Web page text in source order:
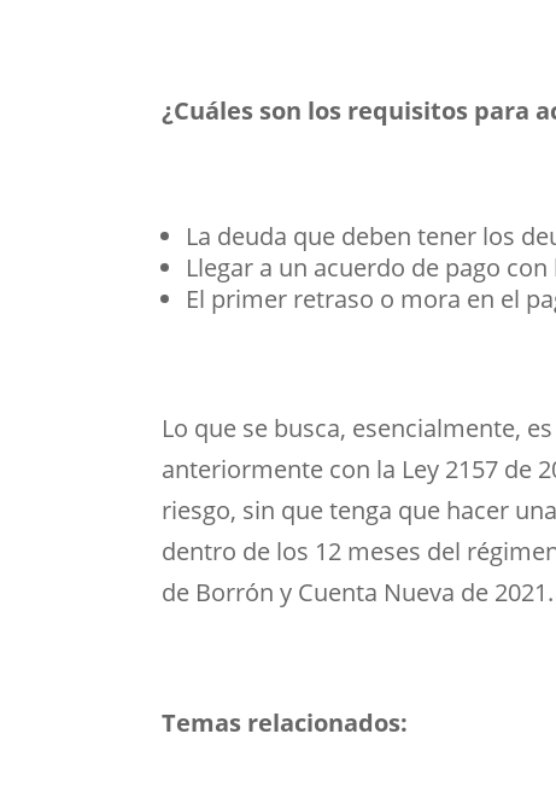
¿Cuáles son los requisitos para
La deuda que deben tener los
Llegar a un acuerdo de pago
El primer retraso o mora en el
Lo que se busca, esencialmente,
anteriormente con la Ley 2157 de
riesgo, sin que tenga que hacer
dentro de los 12 meses del
de Borrón y Cuenta Nueva de 2021.
Temas relacionados: